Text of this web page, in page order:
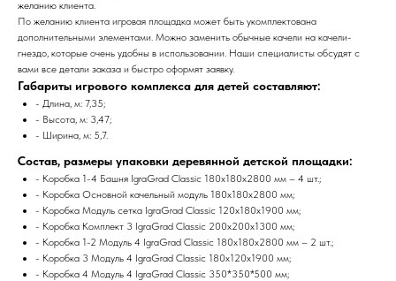
желанию клиента.
По желанию клиента игровая площадка может быть укомплектована
дополнительными элементами. Можно заменить обычные качели на качели-
гнездо, которые очень удобны в использовании. Наши специалисты обсудят с
вами все детали заказа и быстро оформят заявку.
Габариты игрового комплекса для детей составляют:
- Длина, м: 7,35;
- Высота, м: 3,47;
- Ширина, м: 5,7.
Состав, размеры упаковки деревянной детской площадки:
- Коробка 1-4 Башня IgraGrad Classic 180х180х2800 мм – 4 шт.;
- Коробка Основной качельный модуль 180х180х2800 мм;
- Коробка Модуль сетка IgraGrad Classic 120х180х1900 мм;
- Коробка Комплект 3 IgraGrad Classic 200х200х1300 мм;
- Коробка 1-2 Модуль 4 IgraGrad Classic 180х180х2800 мм – 2 шт.;
- Коробка 3 Модуль 4 IgraGrad Classic 180х120х1900 мм;
- Коробка 4 Модуль 4 IgraGrad Classic 350*350*500 мм;